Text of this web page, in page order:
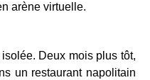
arène virtuelle.
isolée. Deux mois plus tôt,
un restaurant napolitain